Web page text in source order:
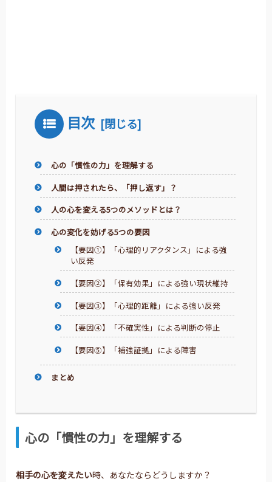
目次
心の「慣性の力」を理解する
人間は押されたら、「押し返す」？
人の心を変える5つのメソッドとは？
心の変化を妨げる5つの要因
【要因①】「心理的リアクタンス」による強
い反発
【要因②】「保有効果」による強い現状維持
【要因③】「心理的距離」による強い反発
【要因④】「不確実性」による判断の停止
【要因⑤】「補強証拠」による障害
まとめ
心の「慣性の力」を理解する
相手の心を変えたい時、あなたならどうしますか？